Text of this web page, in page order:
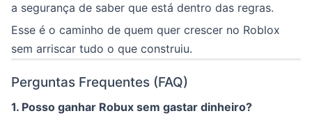
a segurança de saber que está dentro das regras.
Esse é o caminho de quem quer crescer no Roblox
sem arriscar tudo o que construiu.
Perguntas Frequentes (FAQ)
1. Posso ganhar Robux sem gastar dinheiro?